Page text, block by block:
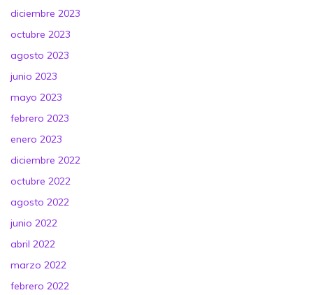
diciembre 2023
octubre 2023
agosto 2023
junio 2023
mayo 2023
febrero 2023
enero 2023
diciembre 2022
octubre 2022
agosto 2022
junio 2022
abril 2022
marzo 2022
febrero 2022